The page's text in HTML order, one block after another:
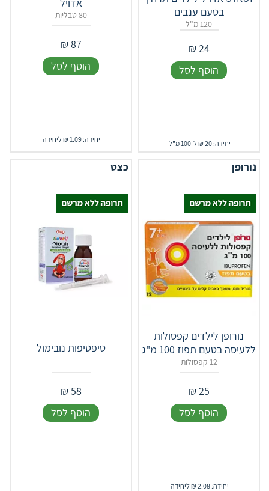
בטעם ענבים
120 מ"ל
24
₪
הוסף לסל
יחידה: 20 ₪ ל-100 מ"ל
80 טבליות
87
₪
הוסף לסל
יחידה: 1.09 ₪ ליחידה
נורופן
נורופן לילדים קפסולות
ללעיסה בטעם תפוז 100 מ"ג
12 קפסולות
25
₪
הוסף לסל
יחידה: 2.08 ₪ ליחידה
כצט
טיפטיפות נובימול
58
₪
הוסף לסל